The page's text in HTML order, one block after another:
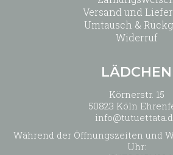
Versand und
Umtausch &
Widerruf
LÄDCHEN
Körnerstr. 15
50823 Köln
Während der Öffnungszeiten und
Uhr: